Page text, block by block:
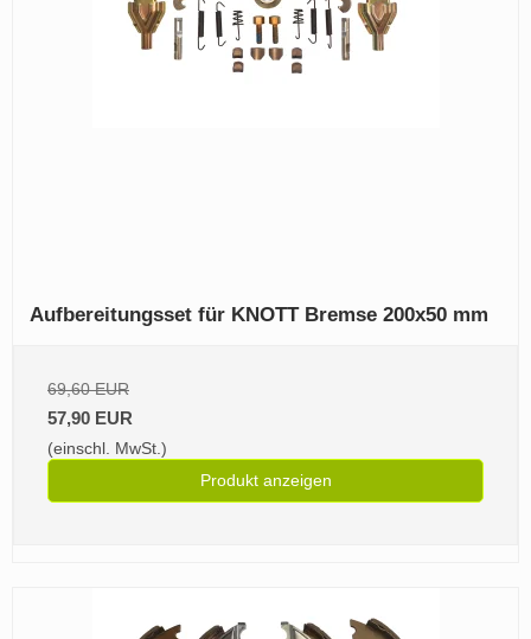
Aufbereitungsset für KNOTT Bremse 200x50 mm
69,60 EUR
57,90 EUR
(einschl. MwSt.)
Produkt anzeigen